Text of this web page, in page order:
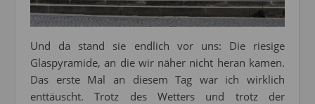
Und da stand sie endlich vor uns: Die riesige
Glaspyramide, an die wir näher nicht heran kamen.
Das erste Mal an diesem Tag war ich wirklich
enttäuscht. Trotz des Wetters und trotz der